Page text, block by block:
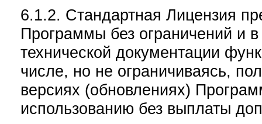
6.1.2. Стандартная Лицензия
Программы без ограничений и
технической документации
числе, но не ограничиваясь,
версиях (обновлениях)
использованию без выплаты